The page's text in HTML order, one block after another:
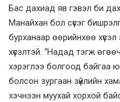
Бас дахиад яв гэвэл би
Манайхан бол сүсэг
бурханаар өөрийнхөө хүсэл
хүсэлтэй. “Надад тэгж
хэрэглээ болгоод байгаа
болсон зургаан зүйлийн
хэчнээн муухай хорхой